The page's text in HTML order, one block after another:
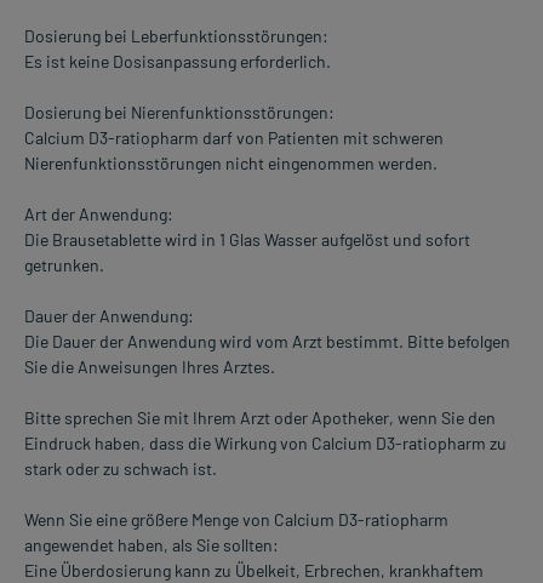
Dosierung bei Leberfunktionsstörungen:
Es ist keine Dosisanpassung erforderlich.
Dosierung bei Nierenfunktionsstörungen:
Calcium D3-ratiopharm darf von Patienten mit schweren
Nierenfunktionsstörungen nicht eingenommen werden.
Art der Anwendung:
Die Brausetablette wird in 1 Glas Wasser aufgelöst und sofort
getrunken.
Dauer der Anwendung:
Die Dauer der Anwendung wird vom Arzt bestimmt. Bitte befolgen
Sie die Anweisungen Ihres Arztes.
Bitte sprechen Sie mit Ihrem Arzt oder Apotheker, wenn Sie den
Eindruck haben, dass die Wirkung von Calcium D3-ratiopharm zu
stark oder zu schwach ist.
Wenn Sie eine größere Menge von Calcium D3-ratiopharm
angewendet haben, als Sie sollten:
Eine Überdosierung kann zu Übelkeit, Erbrechen, krankhaftem